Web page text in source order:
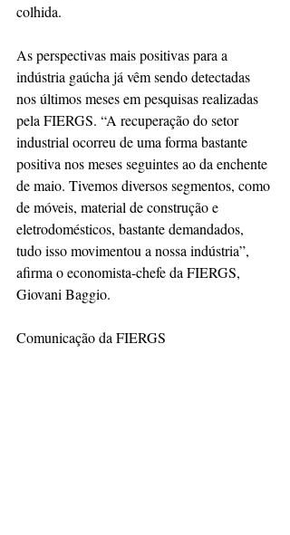
colhida.
As perspectivas mais positivas para a
indústria gaúcha já vêm sendo detectadas
nos últimos meses em pesquisas realizadas
pela FIERGS. “A recuperação do setor
industrial ocorreu de uma forma bastante
positiva nos meses seguintes ao da enchente
de maio. Tivemos diversos segmentos, como
de móveis, material de construção e
eletrodomésticos, bastante demandados,
tudo isso movimentou a nossa indústria”,
afirma o economista-chefe da FIERGS,
Giovani Baggio.
Comunicação da FIERGS